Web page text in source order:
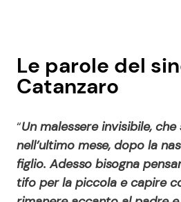
Le parole del
Catanzaro
“Un malessere invisibile,
nell’ultimo mese, dopo la
figlio. Adesso bisogna
tifo per la piccola e capire